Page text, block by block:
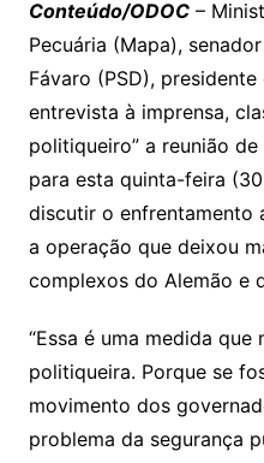
y
Li
n
k
s
A
p
p
gr
a
m
s
s
a
g
e
lo
o
k.
c
o
m
y
p
e
h
o
o
M
ai
l
Conteúdo/ODOC–
Pecuária (Mapa),
Fávaro (PSD),
entrevista à imprensa,
politiqueiro” a reunião
para esta quinta-feira
discutir o enfrentamento
a operação que deixou
complexos do Alemão e
“Essa é uma medida
politiqueira. Porque se
movimento dos
problema da segurança